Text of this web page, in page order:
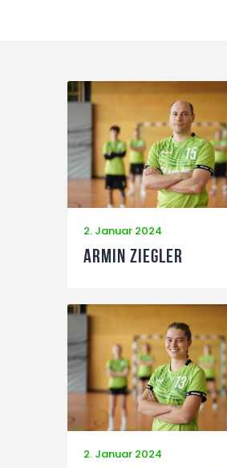
Über uns
Mannschaften
News/Events
Kontakt
Shop
2. Januar 2024
Armin Ziegler
2. Januar 2024